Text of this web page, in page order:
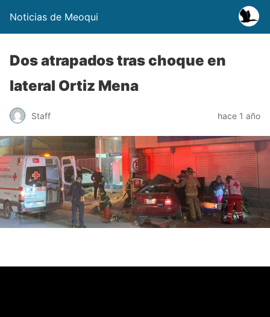
Noticias de Meoqui
Dos atrapados tras choque en
lateral Ortiz Mena
Staff hace 1 año